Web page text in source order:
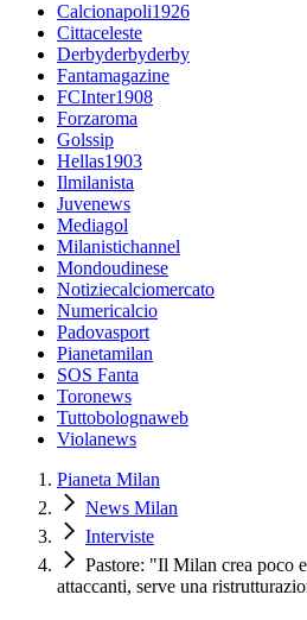
Calcionapoli1926
Cittaceleste
Derbyderbyderby
Fantamagazine
FCInter1908
Forzaroma
Golssip
Hellas1903
Ilmilanista
Juvenews
Mediagol
Milanistichannel
Mondoudinese
Notiziecalciomercato
Numericalcio
Padovasport
Pianetamilan
SOS Fanta
Toronews
Tuttobolognaweb
Violanews
Pianeta Milan
News Milan
Interviste
Pastore: "Il Milan crea poco
attaccanti, serve una